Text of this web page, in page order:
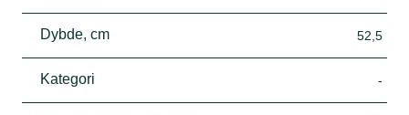
Dybde, cm 52,5
Kategori -